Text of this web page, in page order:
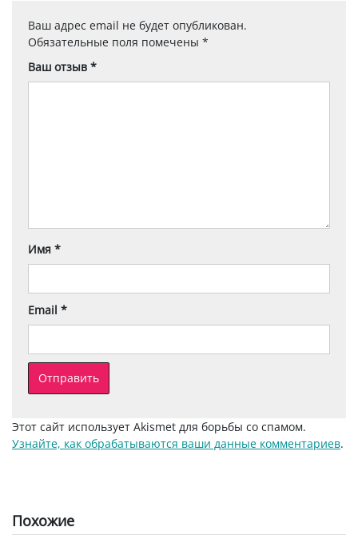
Ваш адрес email не будет опубликован.
Обязательные поля помечены *
Ваш отзыв *
Имя *
Email *
Этот сайт использует Akismet для борьбы со спамом.
Узнайте, как обрабатываются ваши данные комментариев.
Похожие